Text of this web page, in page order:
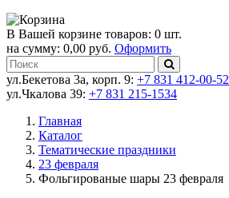
В Вашей корзине товаров: 0 шт.
на сумму: 0,00 руб. Оформить
ул.Бекетова 3а, корп. 9: +7 831 412-00-52
ул.Чкалова 39: +7 831 215-1534
Главная
Каталог
Тематические праздники
23 февраля
Фольгированые шары 23 февраля